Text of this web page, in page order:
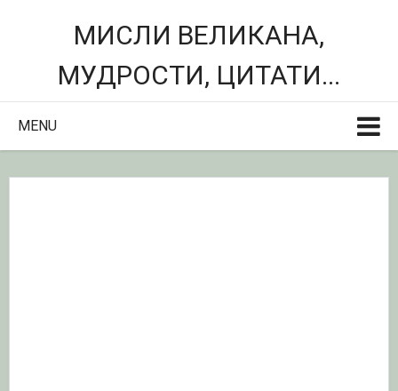
МИСЛИ ВЕЛИКАНА,
МУДРОСТИ, ЦИТАТИ...
MENU